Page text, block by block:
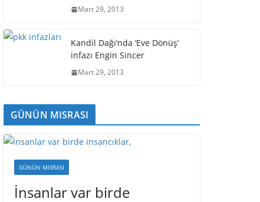
Mart 29, 2013
Kandil Dağı’nda ‘Eve Dönüş’
infazı Engin Sincer
Mart 29, 2013
GÜNÜN MISRASI
GÜNÜN MISRASI
İnsanlar var birde